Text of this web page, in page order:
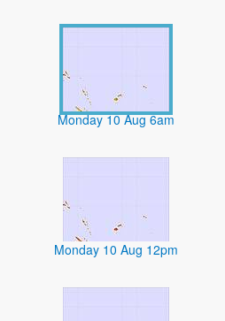
Monday 10 Aug 6am
Monday 10 Aug 12pm